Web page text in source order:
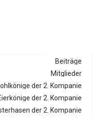
Beiträge
Mitglieder
der 2. Kompanie
der 2. Kompanie
der 2. Kompanie